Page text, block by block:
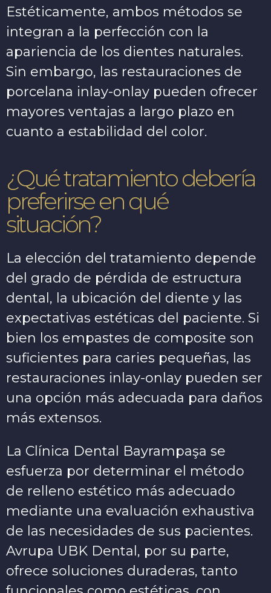
Estéticamente, ambos métodos se
integran a la perfección con la
apariencia de los dientes naturales.
Sin embargo, las restauraciones de
porcelana inlay-onlay pueden ofrecer
mayores ventajas a largo plazo en
cuanto a estabilidad del color.
¿Qué tratamiento debería
preferirse en qué
situación?
La elección del tratamiento depende
del grado de pérdida de estructura
dental, la ubicación del diente y las
expectativas estéticas del paciente. Si
bien los empastes de composite son
suficientes para caries pequeñas, las
restauraciones inlay-onlay pueden ser
una opción más adecuada para daños
más extensos.
La Clínica Dental Bayrampaşa se
esfuerza por determinar el método
de relleno estético más adecuado
mediante una evaluación exhaustiva
de las necesidades de sus pacientes.
Avrupa UBK Dental, por su parte,
ofrece soluciones duraderas, tanto